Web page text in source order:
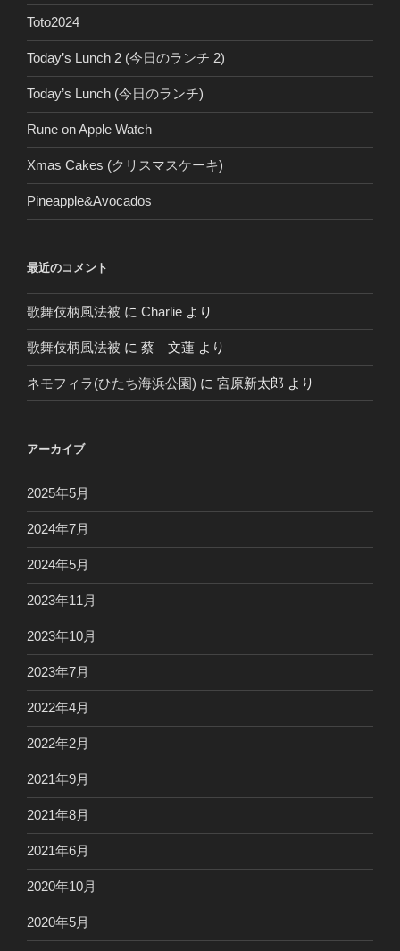
Toto2024
Today’s Lunch 2 (今日のランチ 2)
Today’s Lunch (今日のランチ)
Rune on Apple Watch
Xmas Cakes (クリスマスケーキ)
Pineapple&Avocados
最近のコメント
歌舞伎柄風法被 に Charlie より
歌舞伎柄風法被 に 蔡 文蓮 より
ネモフィラ(ひたち海浜公園) に 宮原新太郎 より
アーカイブ
2025年5月
2024年7月
2024年5月
2023年11月
2023年10月
2023年7月
2022年4月
2022年2月
2021年9月
2021年8月
2021年6月
2020年10月
2020年5月